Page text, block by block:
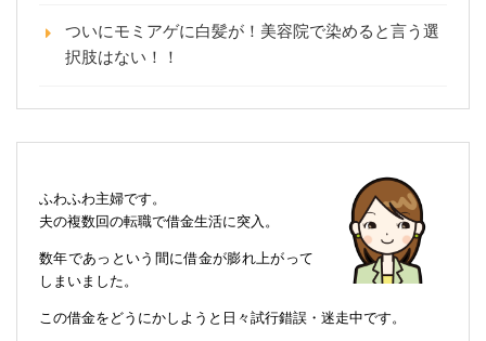
ついにモミアゲに白髪が！美容院で染めると言う選
択肢はない！！
ふわふわ主婦です。
夫の複数回の転職で借金生活に突入。
数年であっという間に借金が膨れ上がって
しまいました。
この借金をどうにかしようと日々試行錯誤・迷走中です。